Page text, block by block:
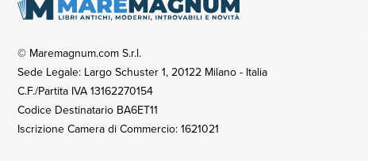
© Maremagnum.com S.r.l.
Sede Legale: Largo Schuster 1, 20122 Milano - Italia
C.F./Partita IVA 13162270154
Codice Destinatario BA6ET11
Iscrizione Camera di Commercio: 1621021